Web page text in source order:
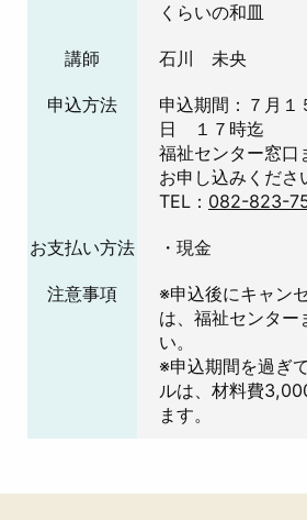
くらいの和皿
講師 石川 未央
申込方法
申込期間：７月１
日 １７時迄
福祉センター窓口
お申し込みくだ
TEL： 082-823-
お支払い方法 ・現金
注意事項
※申込後にキャン
は、福祉センター
い。
※申込期間を過ぎ
ルは、材料費
ます。